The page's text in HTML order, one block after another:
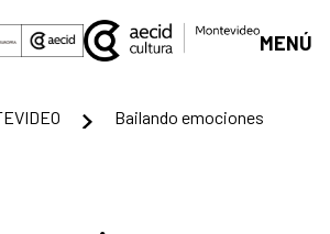
principal
MENÚ
Bailando emociones